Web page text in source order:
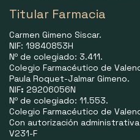
Titular Farmacia
Carmen Gimeno Siscar.
NIF: 19840853H
Nº de colegiado: 3.411.
Colegio Farmacéutico de
Paula Roquet-Jalmar Gimeno.
NIF: 29206056N
Nº de colegiado: 11.553.
Colegio Farmacéutico de
Con autorización
V231-F